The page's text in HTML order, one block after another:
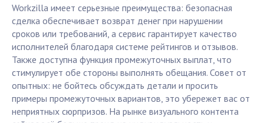
Workzilla имеет серьезные преимущества: безопасная
сделка обеспечивает возврат денег при нарушении
сроков или требований, а сервис гарантирует качество
исполнителей благодаря системе рейтингов и отзывов.
Также доступна функция промежуточных выплат, что
стимулирует обе стороны выполнять обещания. Совет от
опытных: не бойтесь обсуждать детали и просить
примеры промежуточных вариантов, это убережет вас от
неприятных сюрпризов. На рынке визуального контента